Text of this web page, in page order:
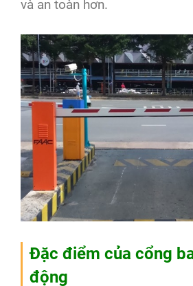
và an toàn hơn.
Đặc điểm của cổng
động